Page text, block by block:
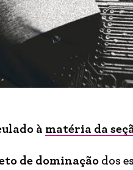
à matéria da
de dominação dos